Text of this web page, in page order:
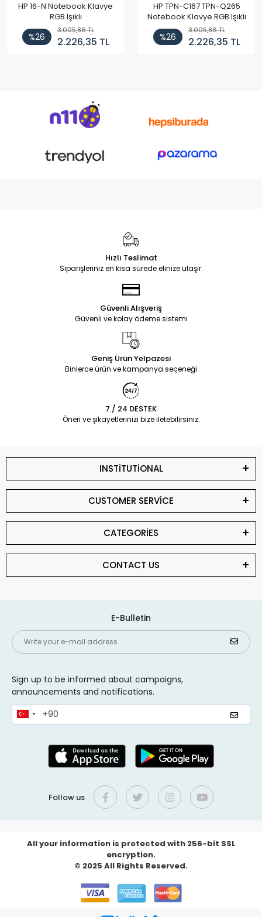
HP 16-N Notebook Klavye
RGB Işıklı
%26
3.005,86 TL
2.226,35 TL
HP TPN-C167 TPN-Q265
Notebook Klavye RGB Işıklı
%26
3.005,86 TL
2.226,35 TL
Hızlı Teslimat
Siparişleriniz en kısa sürede elinize ulaşır.
Güvenli Alışveriş
Güvenli ve kolay ödeme sistemi
Geniş Ürün Yelpazesi
Binlerce ürün ve kampanya seçeneği
7 / 24 DESTEK
Öneri ve şikayetlerinizi bize iletebilirsiniz.
INSTİTUTİONAL
CUSTOMER SERVİCE
CATEGORİES
CONTACT US
E-Bulletin
Sign up to be informed about campaigns,
announcements and notifications.
Follow us
All your information is protected with 256-bit SSL
encryption.
© 2025 All Rights Reserved.